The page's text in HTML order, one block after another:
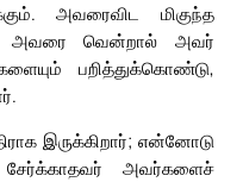
அவரைவிட மிகுந்த
அவரை வென்றால் அவர்
பறித்துக்கொண்டு,
இருக்கிறார்; என்னோடு
அவர்களைச்